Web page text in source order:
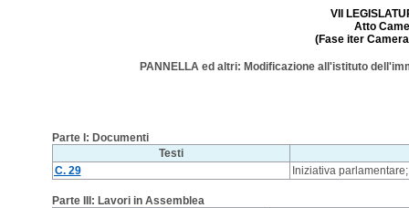
VII
Atto
(Fase iter
PANNELLA ed altri: Modificazione all'istituto
Parte I: Documenti
Testi
C. 29
Iniziativa
Parte III: Lavori in Assemblea